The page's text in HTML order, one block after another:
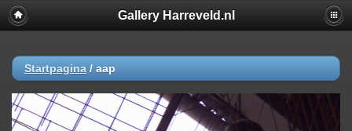
Gallery Harreveld.nl
Startpagina / aap